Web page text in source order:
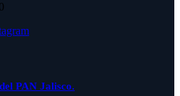
PAN Jalisco.